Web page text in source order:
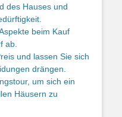
des Hauses und
beim Kauf
ab.
und lassen Sie sich
drängen.
um sich ein
Häusern zu